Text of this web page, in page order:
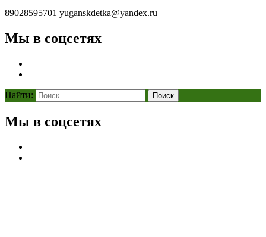
89028595701 yuganskdetka@yandex.ru
Мы в соцсетях
Найти:
Мы в соцсетях